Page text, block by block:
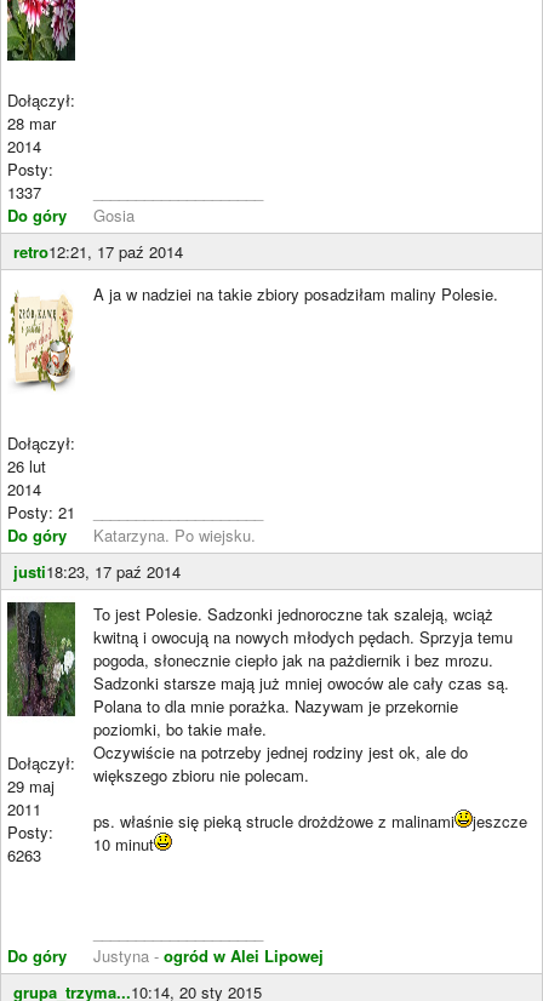
Dołączył:
28 mar
2014
Posty:
1337
Do góry
Gosia
retro12:21, 17 paź 2014
Dołączył:
26 lut
2014
Posty: 21
Do góry
A ja w nadziei na takie zbiory posadziłam maliny Polesie.
Katarzyna. Po wiejsku.
justi18:23, 17 paź 2014
Dołączył:
29 maj
2011
Posty:
6263
Do góry
To jest Polesie. Sadzonki jednoroczne tak szaleją, wciąż
kwitną i owocują na nowych młodych pędach. Sprzyja temu
pogoda, słonecznie ciepło jak na pażdiernik i bez mrozu.
Sadzonki starsze mają już mniej owoców ale cały czas są.
Polana to dla mnie porażka. Nazywam je przekornie
poziomki, bo takie małe.
Oczywiście na potrzeby jednej rodziny jest ok, ale do
większego zbioru nie polecam.
ps. właśnie się pieką strucle drożdżowe z malinami
jeszcze
10 minut
Justyna - ogród w Alei Lipowej
grupa_trzyma...10:14, 20 sty 2015